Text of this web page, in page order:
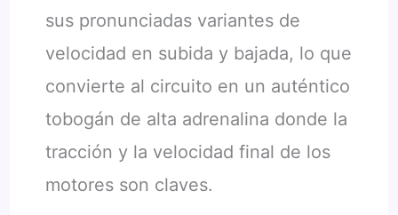
sus pronunciadas variantes de
velocidad en subida y bajada, lo que
convierte al circuito en un auténtico
tobogán de alta adrenalina donde la
tracción y la velocidad final de los
motores son claves.